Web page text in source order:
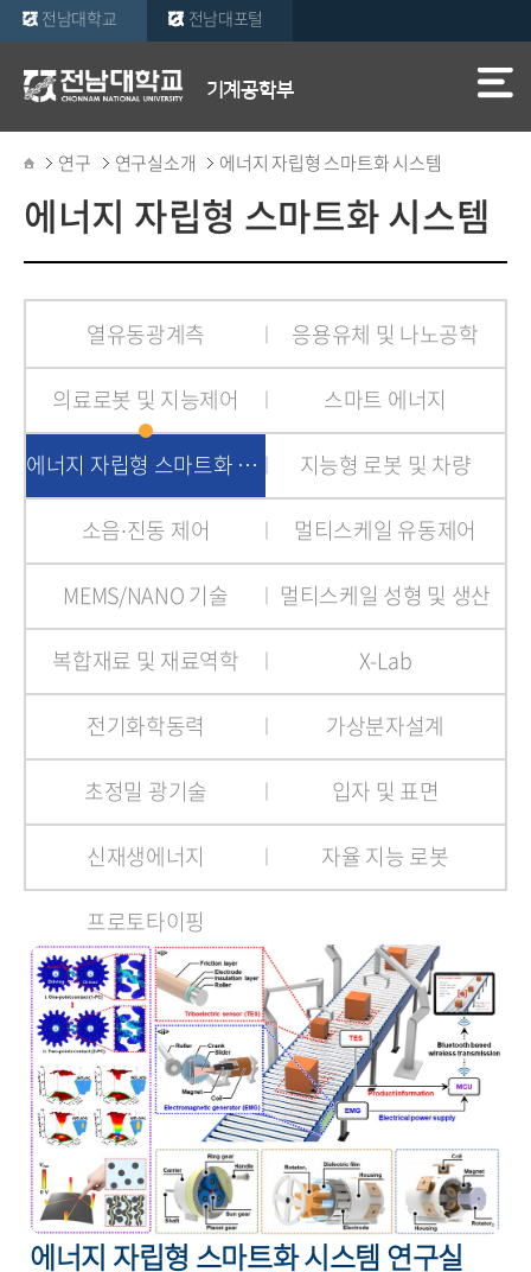
전남대학교 전남대포털
기계공학부
연구 연구실소개 에너지 자립형 스마트화 시스템
에너지 자립형 스마트화 시스템
열유동광계측 응용유체 및 나노공학
의료로봇 및 지능제어 스마트 에너지
에너지 자립형 스마트화 시스템 지능형 로봇 및 차량
소음∙진동 제어 멀티스케일 유동제어
MEMS/NANO 기술 멀티스케일 성형 및 생산
복합재료 및 재료역학 X-Lab
전기화학동력 가상분자설계
초정밀 광기술 입자 및 표면
신재생에너지
프로토타이핑
자율 지능 로봇
에너지 자립형 스마트화 시스템 연구실